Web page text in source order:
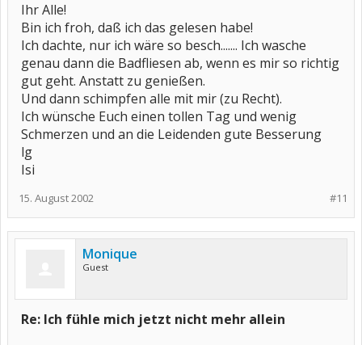
Ihr Alle!
Bin ich froh, daß ich das gelesen habe!
Ich dachte, nur ich wäre so besch....... Ich wasche
genau dann die Badfliesen ab, wenn es mir so richtig
gut geht. Anstatt zu genießen.
Und dann schimpfen alle mit mir (zu Recht).
Ich wünsche Euch einen tollen Tag und wenig
Schmerzen und an die Leidenden gute Besserung
lg
Isi
#11
15. August 2002
Monique
Guest
Re: Ich fühle mich jetzt nicht mehr allein